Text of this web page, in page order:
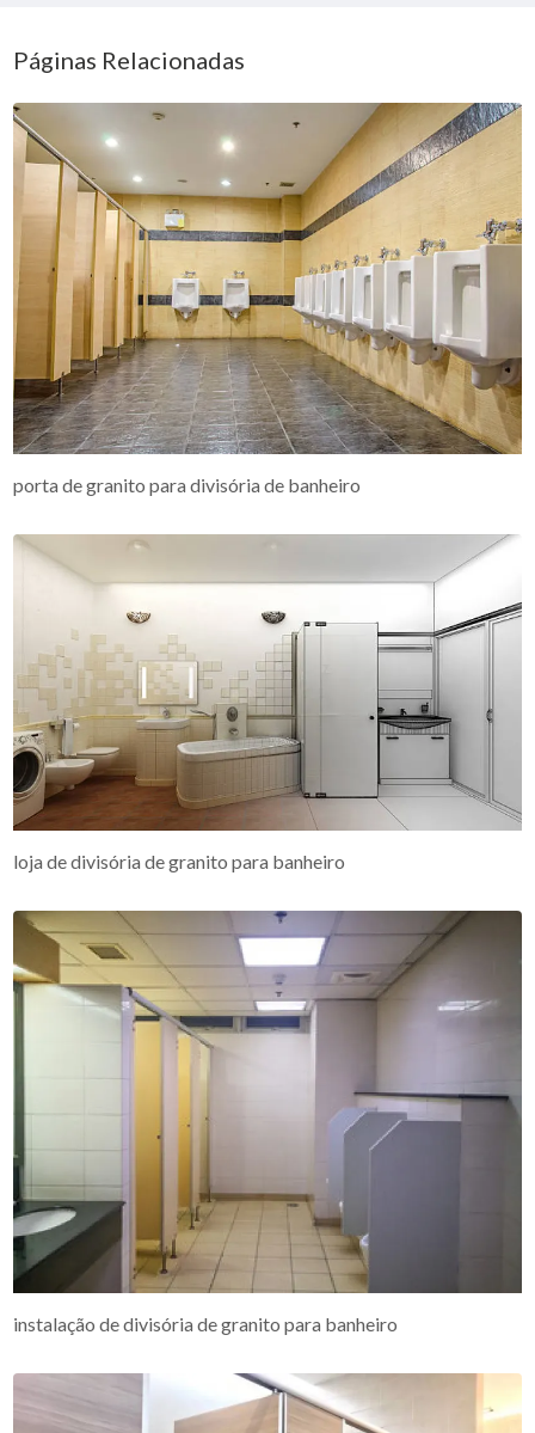
Páginas Relacionadas
porta de granito para divisória de banheiro
loja de divisória de granito para banheiro
instalação de divisória de granito para banheiro